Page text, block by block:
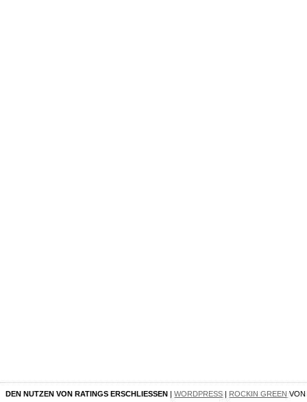
DEN NUTZEN VON RATINGS ERSCHLIESSEN |WORDPRESS | ROCKIN GREEN